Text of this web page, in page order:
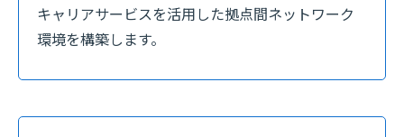
キャリアサービスを活用した拠点間ネットワーク
環境を構築します。